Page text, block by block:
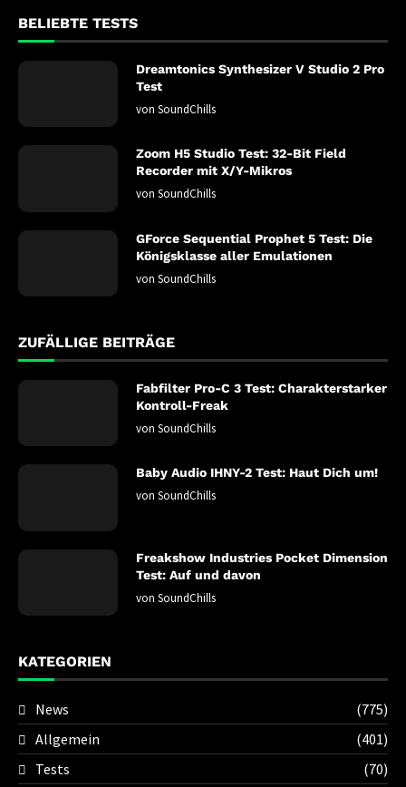
BELIEBTE TESTS
Dreamtonics Synthesizer V Studio 2 Pro
Test
von SoundChills
Zoom H5 Studio Test: 32-Bit Field
Recorder mit X/Y-Mikros
von SoundChills
GForce Sequential Prophet 5 Test: Die
Königsklasse aller Emulationen
von SoundChills
ZUFÄLLIGE BEITRÄGE
Fabfilter Pro-C 3 Test: Charakterstarker
Kontroll-Freak
von SoundChills
Baby Audio IHNY-2 Test: Haut Dich um!
von SoundChills
Freakshow Industries Pocket Dimension
Test: Auf und davon
von SoundChills
KATEGORIEN
News
(775)
Allgemein
(401)
Tests
(70)